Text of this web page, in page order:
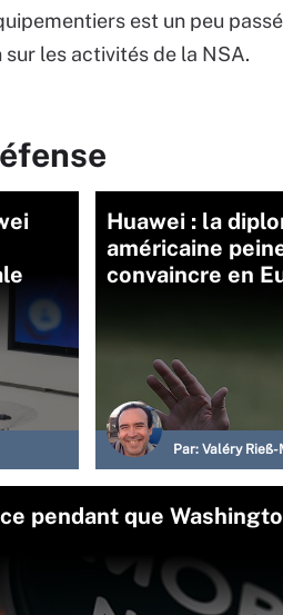
est un peu
les activités de la NSA.
Huawei : la
américaine
convaincre en
Par: Valéry
pendant que